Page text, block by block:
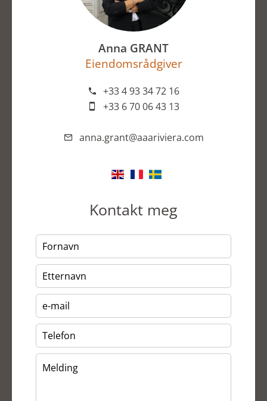
Anna GRANT
Eiendomsrådgiver
+33 4 93 34 72 16
+33 6 70 06 43 13
anna.grant@aaariviera.com
Kontakt meg